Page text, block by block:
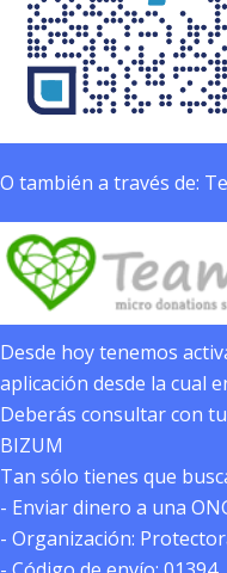
O también a través de:
Desde hoy tenemos
aplicación desde la cual
Deberás consultar con
BIZUM
Tan sólo tienes que
- Enviar dinero a una
- Organización: